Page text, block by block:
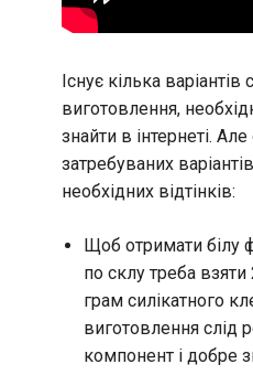
Існує кілька варіантів
виготовлення,
знайти в інтернеті.
затребуваних
необхідних відтінків:
Щоб отримати білу
по склу треба взяти
грам силікатного
виготовлення слід
компонент і добре